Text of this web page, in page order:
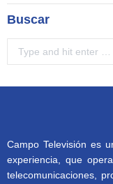
Buscar
Campo Televisión es
experiencia, que
telecomunicaciones,